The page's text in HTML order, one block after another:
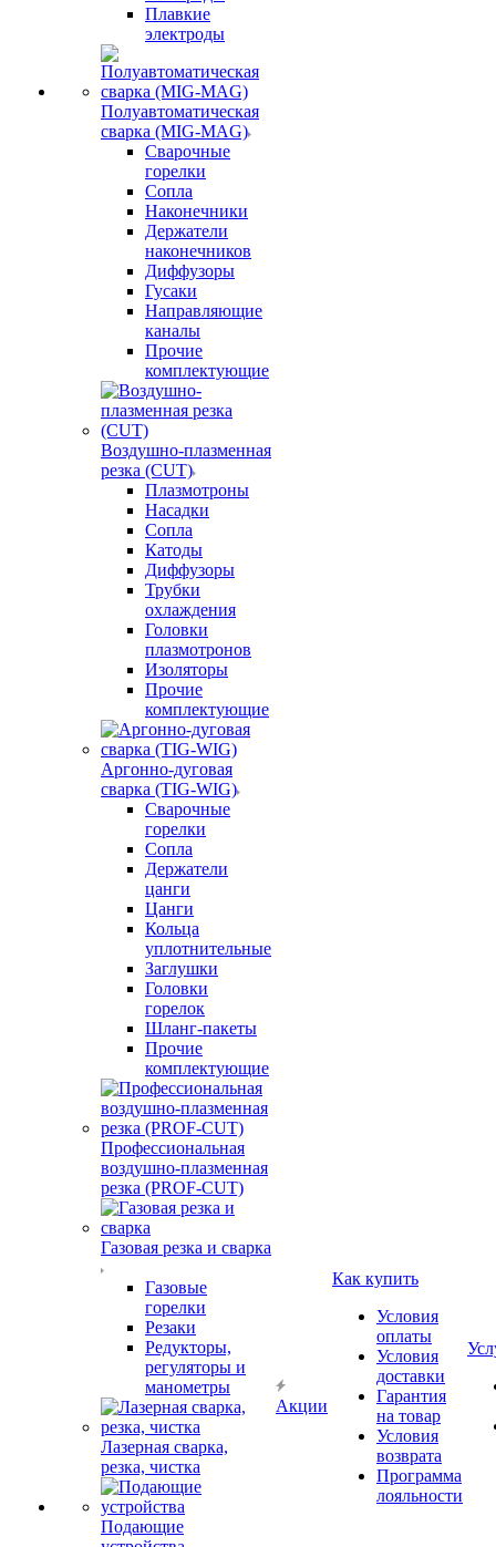
Плавкие
электроды
Полуавтоматическая
сварка (MIG-MAG)
Сварочные
горелки
Сопла
Наконечники
Держатели
наконечников
Диффузоры
Гусаки
Направляющие
каналы
Прочие
комплектующие
Воздушно-плазменная
резка (CUT)
Плазмотроны
Насадки
Сопла
Катоды
Диффузоры
Трубки
охлаждения
Головки
плазмотронов
Изоляторы
Прочие
комплектующие
Аргонно-дуговая
сварка (TIG-WIG)
Сварочные
горелки
Сопла
Держатели
цанги
Цанги
Кольца
уплотнительные
Заглушки
Головки
горелок
Шланг-пакеты
Прочие
комплектующие
Профессиональная
воздушно-плазменная
резка (PROF-CUT)
Газовая резка и сварка
Газовые
горелки
Резаки
Редукторы,
регуляторы и
манометры
Лазерная сварка,
резка, чистка
Подающие
Акции
Как купить
Условия
оплаты
Условия
доставки
Гарантия
на товар
Условия
возврата
Программа
лояльности